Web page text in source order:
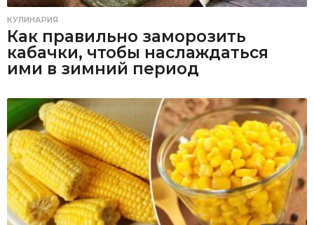
КУЛИНАРИЯ
Как правильно заморозить
кабачки, чтобы наслаждаться
ими в зимний период